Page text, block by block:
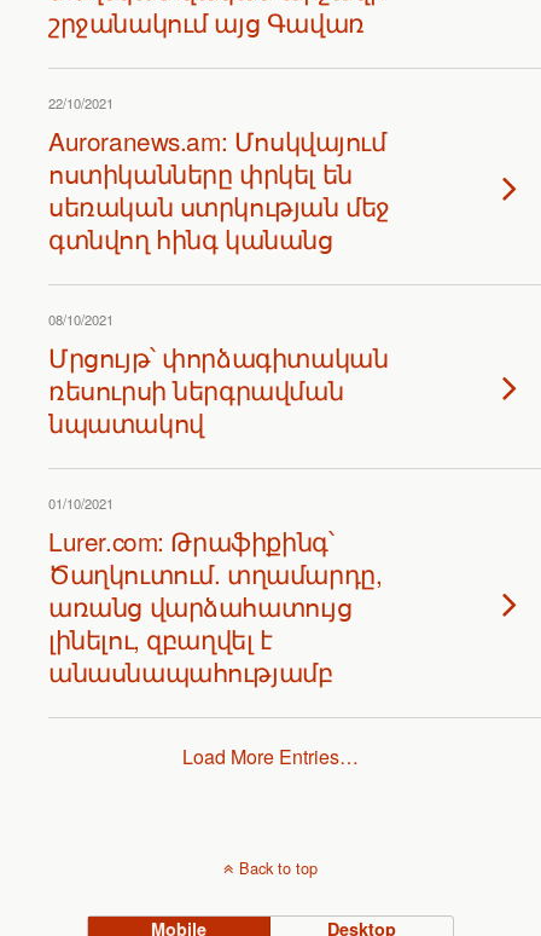
շրջանակում այց Գավառ
22/10/2021
Auroranews.am: Մոսկվայում
ոստիկանները փրկել են
սեռական ստրկության մեջ
գտնվող հինգ կանանց
08/10/2021
Մրցույթ՝ փորձագիտական
ռեսուրսի ներգրավման
նպատակով
01/10/2021
Lurer.com: Թրաֆիքինգ՝
Ծաղկուտում. տղամարդը,
առանց վարձահատույց
լինելու, զբաղվել է
անասնապահությամբ
Load More Entries…
Back to top
Mobile Desktop